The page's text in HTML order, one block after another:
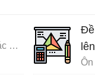
Đáp án Mô đun 9 đầy đủ các môn
Đề